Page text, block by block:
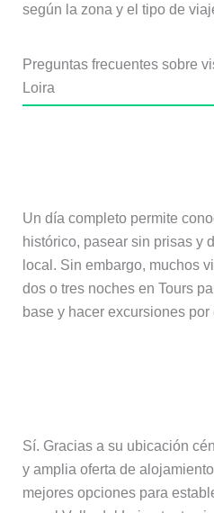
según la zona y el tipo de
Preguntas frecuentes sobre
Loira
Un día completo permite
histórico, pasear sin prisas y
local. Sin embargo, muchos
dos o tres noches en Tours
base y hacer excursiones
Sí. Gracias a su ubicación
y amplia oferta de
mejores opciones para